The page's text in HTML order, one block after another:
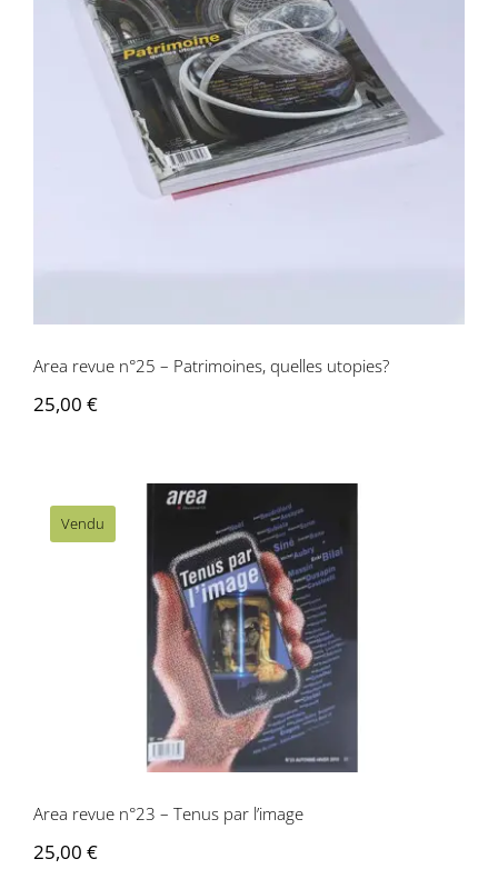
Area revue n°25 – Patrimoines, quelles
utopies?
Area revue n°25 – Patrimoines, quelles utopies?
25,00 €
Vendu
Area revue n°23 – Tenus par l’image
Area revue n°23 – Tenus par l’image
25,00 €